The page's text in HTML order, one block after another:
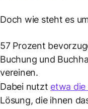
Doch wie steht es
57 Prozent
Buchung und
vereinen.
Dabei nutzt etwa
Lösung, die ihnen